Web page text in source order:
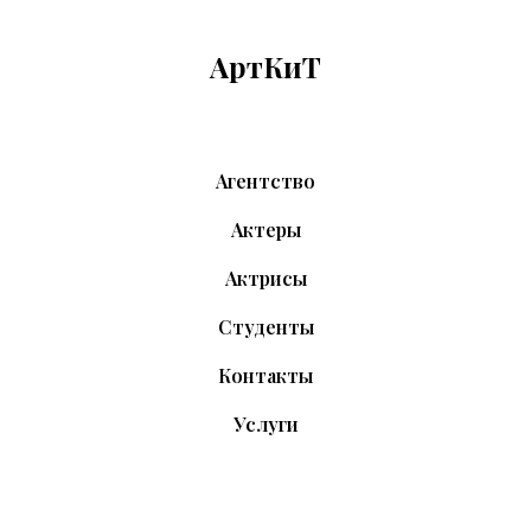
АртКиТ
Агентство
Актеры
Актрисы
Студенты
Контакты
Услуги